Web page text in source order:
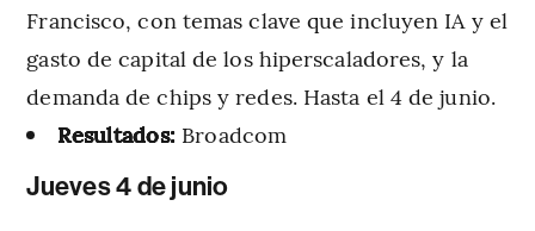
Francisco, con temas clave que incluyen IA y el
gasto de capital de los hiperscaladores, y la
demanda de chips y redes. Hasta el 4 de junio.
Resultados: Broadcom
Jueves 4 de junio